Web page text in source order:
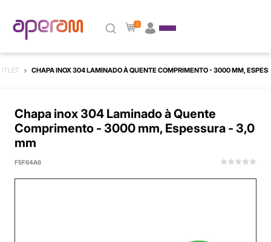
0
CHAPA INOX 304 LAMINADO À QUENTE COMPRIMENTO - 3000 MM,
Chapa inox 304 Laminado à Quente
Comprimento - 3000 mm, Espessura - 3,0
mm
F5F64A6